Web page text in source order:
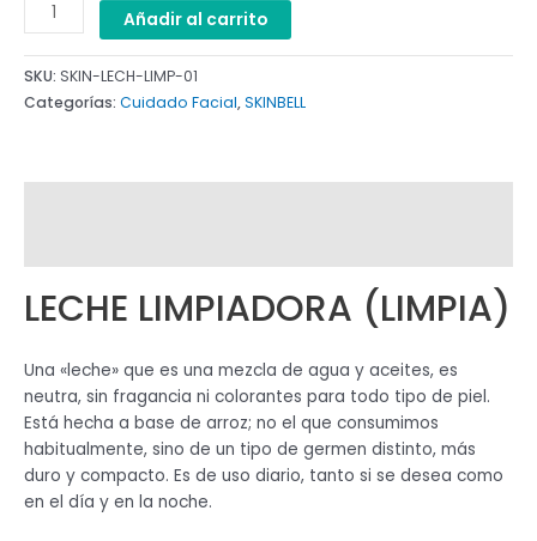
Añadir al carrito
SKU: SKIN-LECH-LIMP-01
Categorías: Cuidado Facial,SKINBELL
LECHE LIMPIADORA (LIMPIA)
Una «leche» que es una mezcla de agua y aceites, es
neutra, sin fragancia ni colorantes para todo tipo de piel.
Está hecha a base de arroz; no el que consumimos
habitualmente, sino de un tipo de germen distinto, más
duro y compacto. Es de uso diario, tanto si se desea como
en el día y en la noche.